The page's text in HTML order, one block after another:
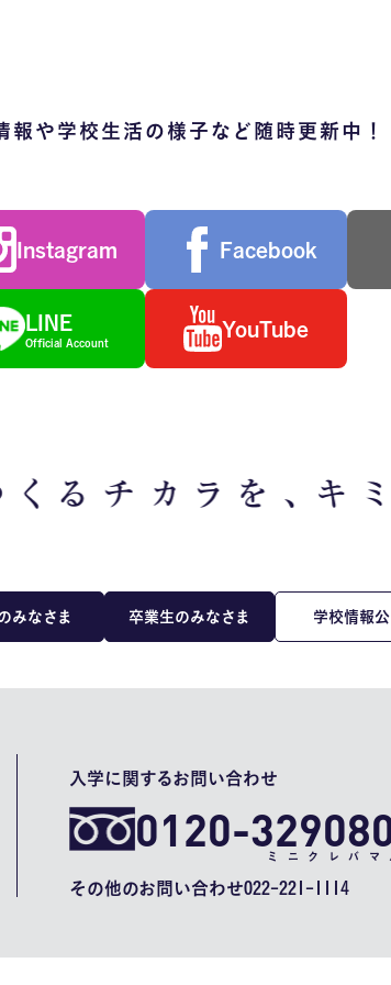
報や学校生活の様子など随時更新中！
Instagram Facebook
LINE
Official Account
YouTube
みなさま 卒業生のみなさま 学校情報
入学に関するお問い合わせ
0120-
ミニクレバ
その他のお問い合わせ022-221-1114